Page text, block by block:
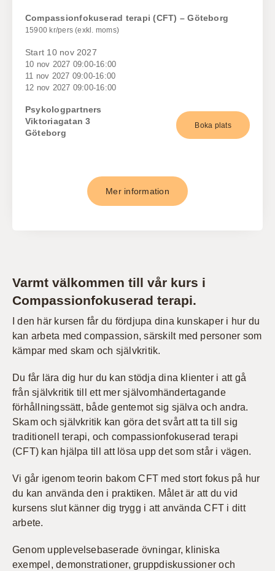
Varmt välkommen till vår kurs i
Compassionfokuserad terapi.
I den här kursen får du fördjupa dina kunskaper i hur du
kan arbeta med compassion, särskilt med personer som
kämpar med skam och självkritik.
Du får lära dig hur du kan stödja dina klienter i att gå
från självkritik till ett mer självomhändertagande
förhållningssätt, både gentemot sig själva och andra.
Skam och självkritik kan göra det svårt att ta till sig
traditionell terapi, och compassionfokuserad terapi
(CFT) kan hjälpa till att lösa upp det som står i vägen.
Vi går igenom teorin bakom CFT med stort fokus på hur
du kan använda den i praktiken. Målet är att du vid
kursens slut känner dig trygg i att använda CFT i ditt
arbete.
Genom upplevelsebaserade övningar, kliniska
exempel, demonstrationer, gruppdiskussioner och
Compassionfokuserad terapi (CFT) – Göteborg
15900 kr/pers (exkl. moms)
Start 10 nov 2027
10 nov 2027 09:00-16:00
11 nov 2027 09:00-16:00
12 nov 2027 09:00-16:00
Psykologpartners
Viktoriagatan 3
Göteborg
Boka plats
Mer information